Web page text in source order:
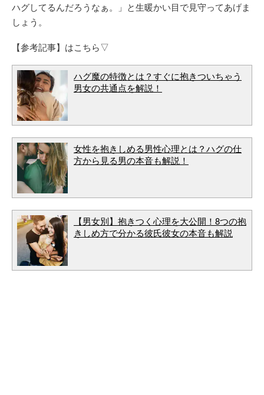
ハグしてるんだろうなぁ。」と生暖かい目で見守ってあげま
しょう。
【参考記事】はこちら▽
ハグ魔の特徴とは？すぐに抱きついちゃう
男女の共通点を解説！
女性を抱きしめる男性心理とは？ハグの仕
方から見る男の本音も解説！
【男女別】抱きつく心理を大公開！8つの抱
きしめ方で分かる彼氏彼女の本音も解説